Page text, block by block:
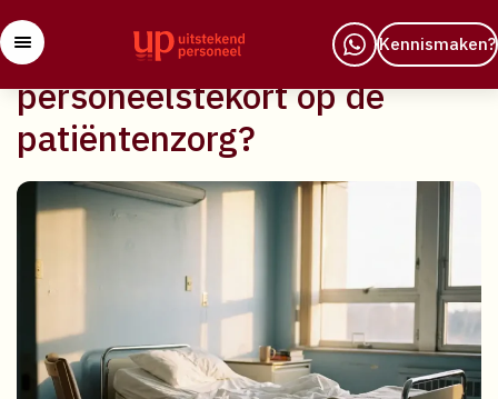
Kennismaken?
29 april 2026
Welke invloed heeft
personeelstekort op de
patiëntenzorg?